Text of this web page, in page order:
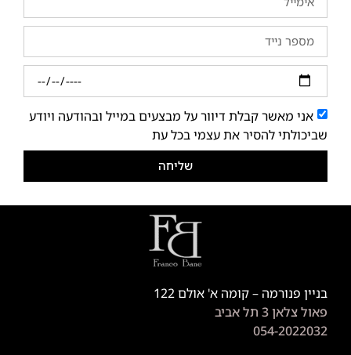
אני מאשר קבלת דיוור על מבצעים במייל ובהודעה ויודע
שביכולתי להסיר את עצמי בכל עת
שליחה
בניין פנורמה – קומה א' אולם 122
פאול צלאן 3 תל אביב
054-2022032